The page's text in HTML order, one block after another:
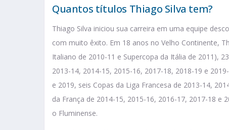
Quantos títulos Thiago Silva tem?
Thiago Silva iniciou sua carreira em uma equipe
com muito êxito. Em 18 anos no Velho Continente,
Italiano de 2010-11 e Supercopa da Itália de 2011),
2013-14, 2014-15, 2015-16, 2017-18, 2018-19 e
e 2019, seis Copas da Liga Francesa de 2013-14,
da França de 2014-15, 2015-16, 2016-17, 2017-18 e
o Fluminense.